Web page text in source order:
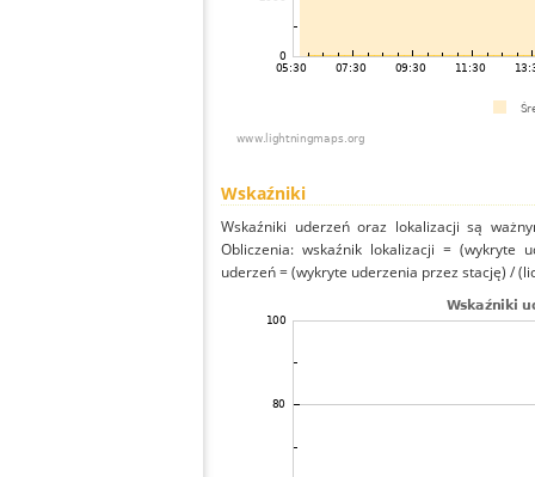
Wskaźniki
Wskaźniki uderzeń oraz lokalizacji są
Obliczenia: wskaźnik lokalizacji = (wykryte
uderzeń = (wykryte uderzenia przez stację) /